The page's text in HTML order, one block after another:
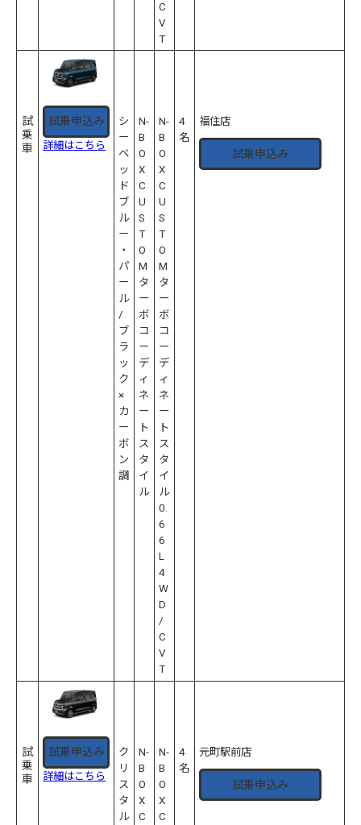
C
V
T
試
乗
車
試乗申込み
詳細はこちら
シ
ー
ベ
ッ
ド
ブ
ル
ー
・
パ
ー
ル
/
ブ
ラ
ッ
ク
×
カ
ー
ボ
ン
調
N-
B
O
X
C
U
S
T
O
M
タ
ー
ボ
コ
ー
デ
ィ
ネ
ー
ト
ス
タ
イ
ル
N-
B
O
X
C
U
S
T
O
M
タ
ー
ボ
コ
ー
デ
ィ
ネ
ー
ト
ス
タ
イ
ル
0.
6
6
L
4
W
D
/
C
V
T
4
名
福住店
試乗申込み
試
乗
車
試乗申込み
詳細はこちら
ク
リ
ス
タ
ル
N-
B
O
X
C
N-
B
O
X
C
4
名
元町駅前店
試乗申込み